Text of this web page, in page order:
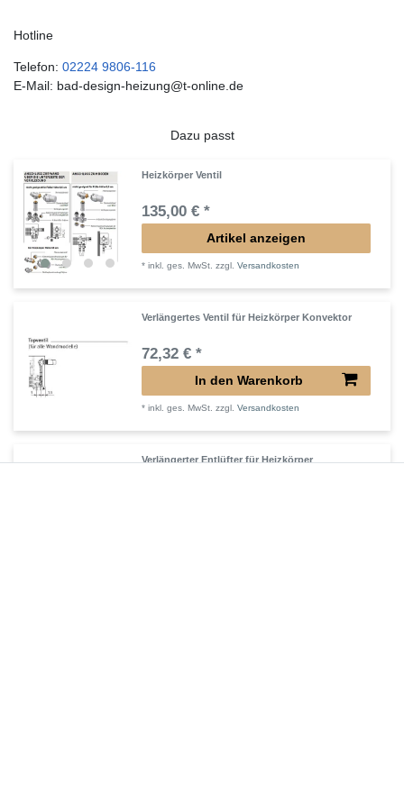
Hotline
Telefon: 02224 9806-116
E-Mail: bad-design-heizung@t-online.de
Dazu passt
Heizkörper Ventil
135,00 € *
Artikel anzeigen
*inkl. ges. MwSt. zzgl.Versandkosten
Verlängertes Ventil für Heizkörper Konvektor
72,32 € *
In den Warenkorb
*inkl. ges. MwSt. zzgl.Versandkosten
Verlängerter Entlüfter für Heizkörper